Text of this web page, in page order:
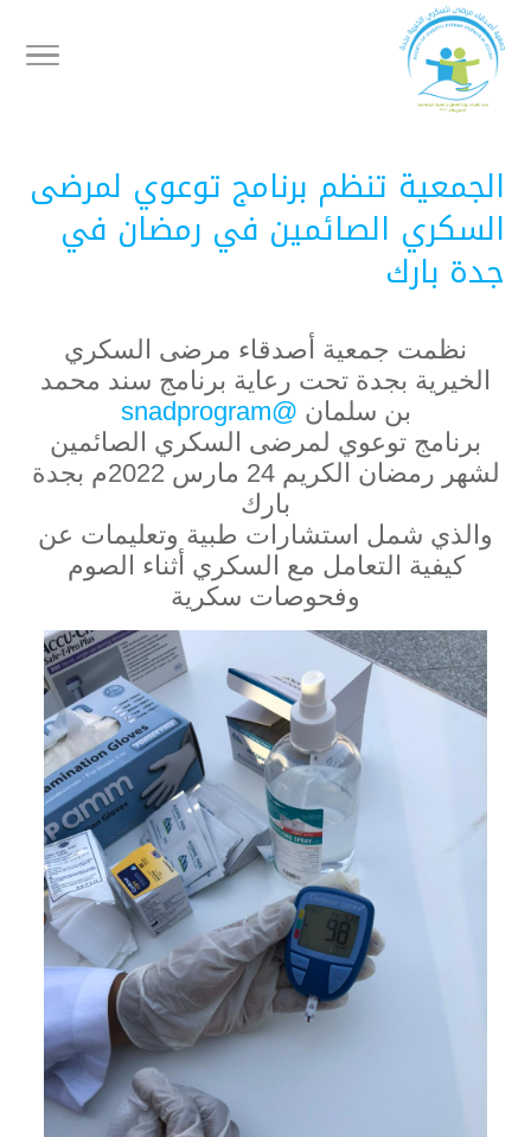
الجمعية تنظم برنامج توعوي لمرضى
السكري الصائمين في رمضان في
جدة بارك
نظمت جمعية أصدقاء مرضى السكري
الخيرية بجدة تحت رعاية برنامج سند محمد
بن سلمان @snadprogram
برنامج توعوي لمرضى السكري الصائمين
لشهر رمضان الكريم 24 مارس 2022م بجدة
بارك
والذي شمل استشارات طبية وتعليمات عن
كيفية التعامل مع السكري أثناء الصوم
وفحوصات سكرية